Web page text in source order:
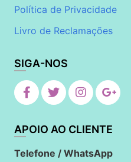
Política de Privacidade
Livro de Reclamações
SIGA-NOS
APOIO AO CLIENTE
Telefone / WhatsApp